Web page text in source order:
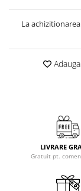
La
LIVRARE
Gratuit pt.